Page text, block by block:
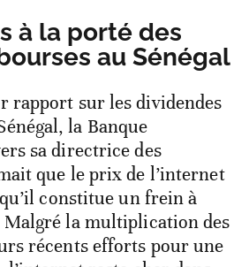
à la porté des
au Sénégal
rapport sur les dividendes
la Banque
sa directrice des
que le prix de l’internet
constitue un frein à
la multiplication des
récents efforts pour une